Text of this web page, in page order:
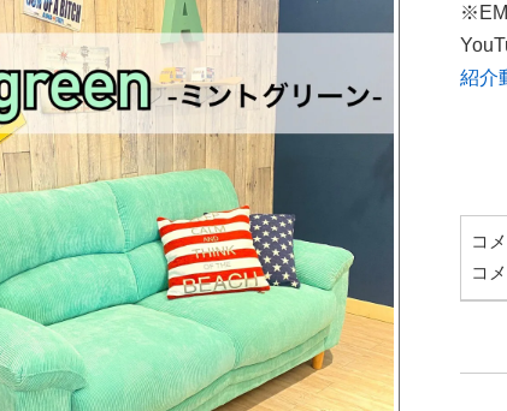
紹介
コ
コ